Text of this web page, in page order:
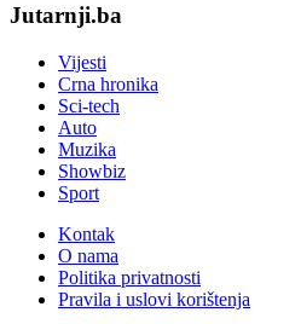
Jutarnji.ba
Vijesti
Crna hronika
Sci-tech
Auto
Muzika
Showbiz
Sport
Kontak
O nama
Politika privatnosti
Pravila i uslovi korištenja